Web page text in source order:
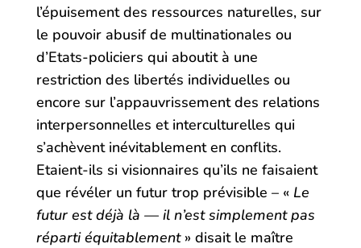
l’épuisement des ressources naturelles, sur
le pouvoir abusif de multinationales ou
d’Etats-policiers qui aboutit à une
restriction des libertés individuelles ou
encore sur l’appauvrissement des relations
interpersonnelles et interculturelles qui
s’achèvent inévitablement en conflits.
Etaient-ils si visionnaires qu’ils ne faisaient
que révéler un futur trop prévisible – « Le
futur est déjà là — il n’est simplement pas
réparti équitablement» disait le maître